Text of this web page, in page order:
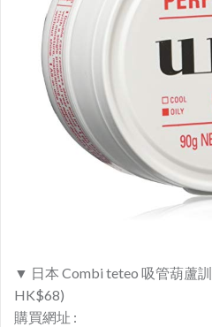
▼ 日本 Combi teteo 吸管葫蘆
HK$68)
購買網址 :